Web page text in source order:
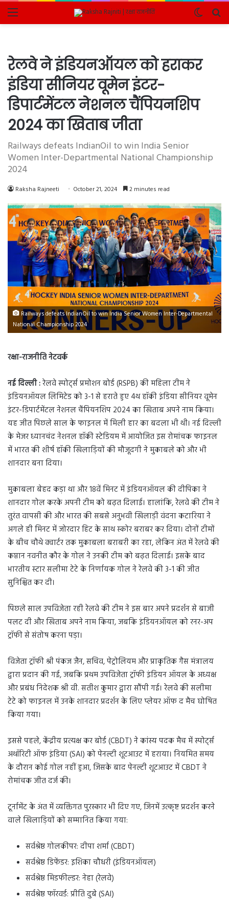
Menu
Switch
skin
रेलवे ने इंडियनऑयल को हराकर
इंडिया सीनियर वूमेन इंटर-
डिपार्टमेंटल नेशनल चैंपियनशिप
2024 का खिताब जीता
Railways defeats IndianOil to win India Senior
Women Inter-Departmental National Championship
2024
Raksha Rajneeti October 21, 2024 2 minutes read
Railways defeats IndianOil to win India Senior Women Inter-Departmental
National Championship 2024
रक्षा-राजनीति नेटवर्क
नई दिल्ली :रेलवे स्पोर्ट्स प्रमोशन बोर्ड (RSPB) की महिला टीम ने
इंडियनऑयल लिमिटेड को 3-1 से हराते हुए 4थ हॉकी इंडिया सीनियर वूमेन
इंटर-डिपार्टमेंटल नेशनल चैंपियनशिप 2024 का खिताब अपने नाम किया।
यह जीत पिछले साल के फाइनल में मिली हार का बदला भी थी। नई दिल्ली
के मेजर ध्यानचंद नेशनल हॉकी स्टेडियम में आयोजित इस रोमांचक फाइनल
में भारत की शीर्ष हॉकी खिलाड़ियों की मौजूदगी ने मुकाबले को और भी
शानदार बना दिया।
मुकाबला बेहद कड़ा था और 18वें मिनट में इंडियनऑयल की दीपिका ने
शानदार गोल करके अपनी टीम को बढ़त दिलाई। हालांकि, रेलवे की टीम ने
तुरंत वापसी की और भारत की सबसे अनुभवी खिलाड़ी वंदना कटारिया ने
अगले ही मिनट में जोरदार हिट के साथ स्कोर बराबर कर दिया। दोनों टीमों
के बीच चौथे क्वार्टर तक मुकाबला बराबरी का रहा, लेकिन अंत में रेलवे की
कप्तान नवनीत कौर के गोल ने उनकी टीम को बढ़त दिलाई। इसके बाद
भारतीय स्टार सलीमा टेटे के निर्णायक गोल ने रेलवे की 3-1 की जीत
सुनिश्चित कर दी।
पिछले साल उपविजेता रही रेलवे की टीम ने इस बार अपने प्रदर्शन से बाजी
पलट दी और खिताब अपने नाम किया, जबकि इंडियनऑयल को रनर-अप
ट्रॉफी से संतोष करना पड़ा।
विजेता ट्रॉफी श्री पंकज जैन, सचिव, पेट्रोलियम और प्राकृतिक गैस मंत्रालय
द्वारा प्रदान की गई, जबकि प्रथम उपविजेता ट्रॉफी इंडियन ऑयल के अध्यक्ष
और प्रबंध निदेशक श्री वी. सतीश कुमार द्वारा सौंपी गई। रेलवे की सलीमा
टेटे को फाइनल में उनके शानदार प्रदर्शन के लिए प्लेयर ऑफ द मैच घोषित
किया गया।
इससे पहले, केंद्रीय प्रत्यक्ष कर बोर्ड (CBDT) ने कांस्य पदक मैच में स्पोर्ट्स
अथॉरिटी ऑफ इंडिया (SAI) को पेनल्टी शूटआउट में हराया। नियमित समय
के दौरान कोई गोल नहीं हुआ, जिसके बाद पेनल्टी शूटआउट में CBDT ने
रोमांचक जीत दर्ज की।
टूर्नामेंट के अंत में व्यक्तिगत पुरस्कार भी दिए गए, जिनमें उत्कृष्ट प्रदर्शन करने
वाले खिलाड़ियों को सम्मानित किया गया:
सर्वश्रेष्ठ गोलकीपर: दीपा शर्मा (CBDT)
सर्वश्रेष्ठ डिफेंडर: इशिका चौधरी (इंडियनऑयल)
सर्वश्रेष्ठ मिडफील्डर: नेहा (रेलवे)
सर्वश्रेष्ठ फॉरवर्ड: प्रीति दुबे (SAI)